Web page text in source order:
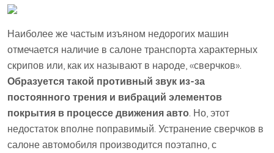
Наиболее же частым изъяном недорогих машин
отмечается наличие в салоне транспорта характерных
скрипов или, как их называют в народе, «сверчков».
Образуется такой противный звук из-за
постоянного трения и вибраций элементов
покрытия в процессе движения авто. Но, этот
недостаток вполне поправимый. Устранение сверчков в
салоне автомобиля производится поэтапно, с